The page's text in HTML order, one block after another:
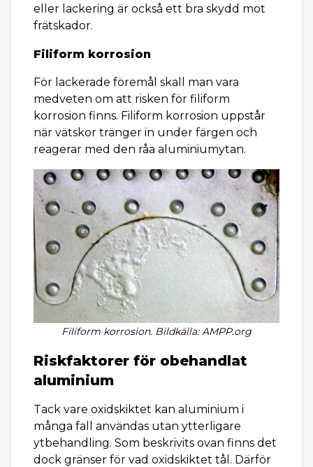
eller lackering är också ett bra skydd mot
frätskador.
Filiform korrosion
För lackerade föremål skall man vara
medveten om att risken för filiform
korrosion finns. Filiform korrosion uppstår
när vätskor tränger in under färgen och
reagerar med den råa aluminiumytan.
Filiform korrosion. Bildkälla: AMPP.org
Riskfaktorer för obehandlat
aluminium
Tack vare oxidskiktet kan aluminium i
många fall användas utan ytterligare
ytbehandling. Som beskrivits ovan finns det
dock gränser för vad oxidskiktet tål. Därför